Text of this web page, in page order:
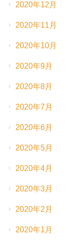
2020年12月
2020年11月
2020年10月
2020年9月
2020年8月
2020年7月
2020年6月
2020年5月
2020年4月
2020年3月
2020年2月
2020年1月